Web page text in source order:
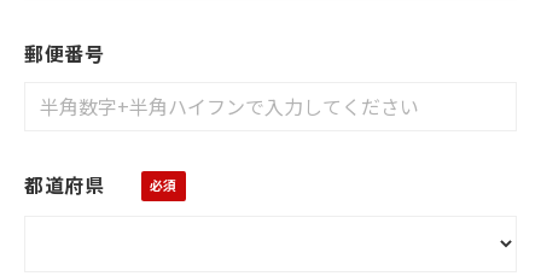
郵便番号
都道府県